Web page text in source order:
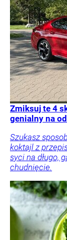
Zmiksuj te 4
genialny na
Szukasz
koktajl z
syci na długo,
chudnięcie.